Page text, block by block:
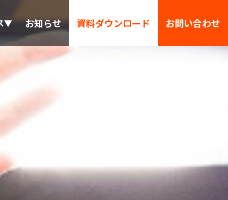
▼ お知らせ 資料ダウンロード お問い合わせ